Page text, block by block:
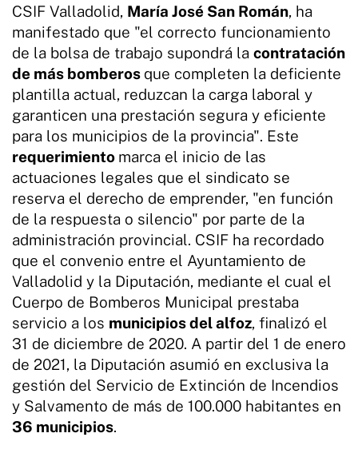
CSIF Valladolid, María José San Román, ha
manifestado que "el correcto funcionamiento
de la bolsa de trabajo supondrá la contratación
de más bomberos que completen la deficiente
plantilla actual, reduzcan la carga laboral y
garanticen una prestación segura y eficiente
para los municipios de la provincia". Este
requerimiento marca el inicio de las
actuaciones legales que el sindicato se
reserva el derecho de emprender, "en función
de la respuesta o silencio" por parte de la
administración provincial. CSIF ha recordado
que el convenio entre el Ayuntamiento de
Valladolid y la Diputación, mediante el cual el
Cuerpo de Bomberos Municipal prestaba
servicio a los municipios del alfoz, finalizó el
31 de diciembre de 2020. A partir del 1 de enero
de 2021, la Diputación asumió en exclusiva la
gestión del Servicio de Extinción de Incendios
y Salvamento de más de 100.000 habitantes en
36 municipios.